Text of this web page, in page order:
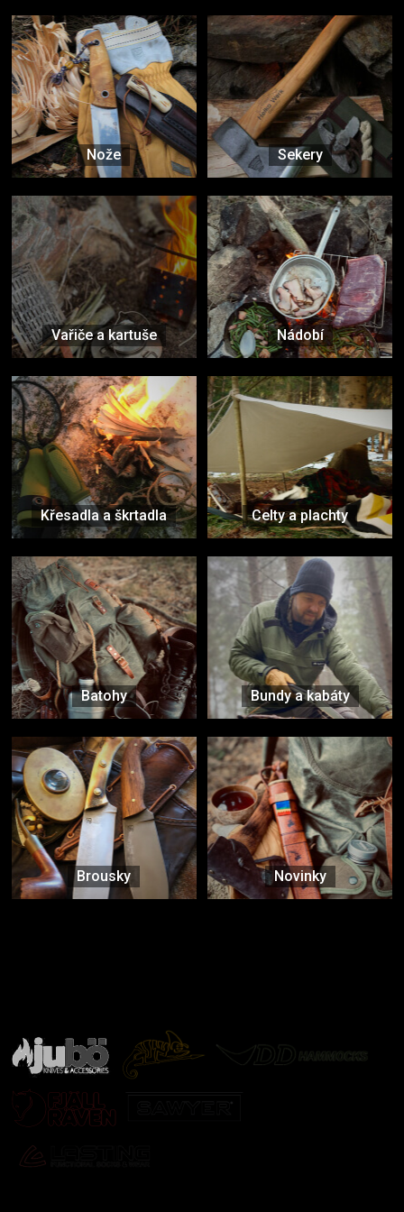
Nože Sekery
Vařiče a kartuše Nádobí
Křesadla a škrtadla Celty a plachty
Batohy Bundy a kabáty
Brousky Novinky